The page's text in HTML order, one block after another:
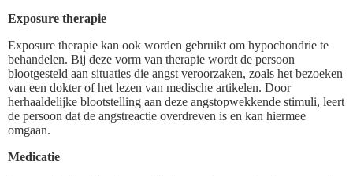
Exposure therapie
Exposure therapie kan ook worden gebruikt om hypochondrie te
behandelen. Bij deze vorm van therapie wordt de persoon
blootgesteld aan situaties die angst veroorzaken, zoals het bezoeken
van een dokter of het lezen van medische artikelen. Door
herhaaldelijke blootstelling aan deze angstopwekkende stimuli, leert
de persoon dat de angstreactie overdreven is en kan hiermee
omgaan.
Medicatie